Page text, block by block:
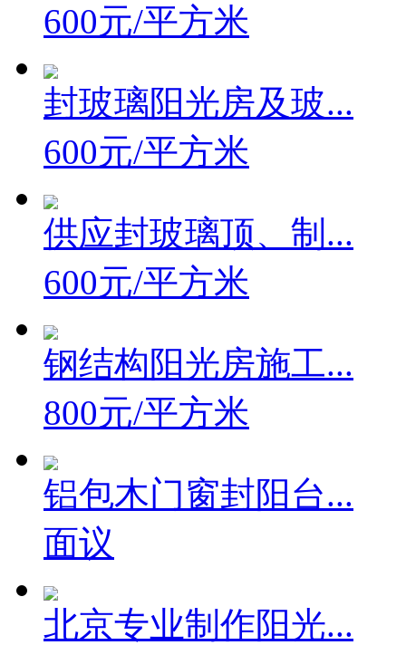
600元/平方米
封玻璃阳光房及玻...
600元/平方米
供应封玻璃顶、制...
600元/平方米
钢结构阳光房施工...
800元/平方米
铝包木门窗封阳台...
面议
北京专业制作阳光...